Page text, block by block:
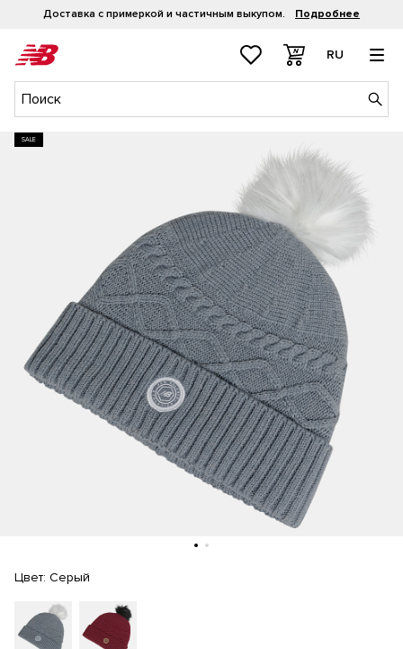
Доставка с примеркой и частичным выкупом. Подробнее
RU
SALE
Цвет: Серый